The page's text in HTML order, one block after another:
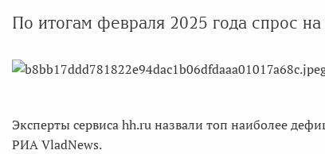
По итогам февраля 2025 года спрос
Эксперты сервиса hh.ru назвали топ наиболее
РИА VladNews.